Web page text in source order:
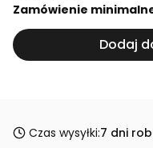
Zamówienie
Dodaj
Czas wysyłki:7 dni